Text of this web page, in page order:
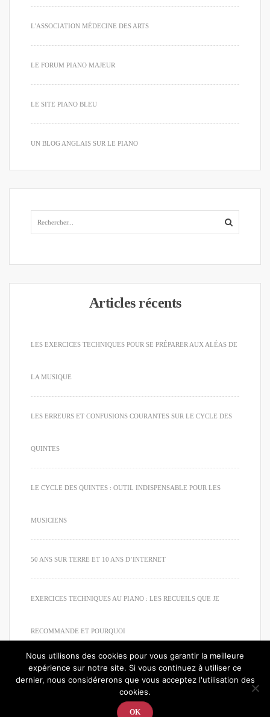
L'ASSOCIATION MÉDECINE DES ARTS
LE FORUM PIANO MAJEUR
LE SITE PIANO BLEU
UN BLOG ANGLAIS SUR LE PIANO
Articles récents
LES EXERCICES TECHNIQUES POUR SE PRÉPARER AUX ALÉAS DE
LA MUSIQUE
LES ERREURS ET CONFUSIONS COURANTES SUR LE CYCLE DES
QUINTES
LE CYCLE DES QUINTES : OUTIL INDISPENSABLE POUR LES
MUSICIENS
50 ANS SUR TERRE ET 10 ANS D’INTERNET
EXERCICES TECHNIQUES AU PIANO : LES RECUEILS QUE JE
RECOMMANDE ET POURQUOI
© 2020. Tous droits réservés. Apprendre à jouer du piano
Nous utilisons des cookies pour vous garantir la meilleure
expérience sur notre site. Si vous continuez à utiliser ce
dernier, nous considérerons que vous acceptez l'utilisation des
cookies.
OK